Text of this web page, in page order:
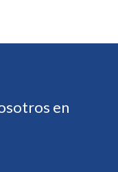
en